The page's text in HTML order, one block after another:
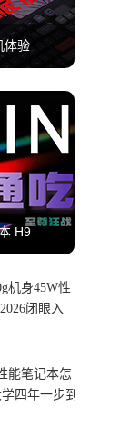
体验
H9
机身45W性
闭眼入
能笔记本怎
四年一步到